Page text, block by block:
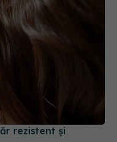
rezistent și